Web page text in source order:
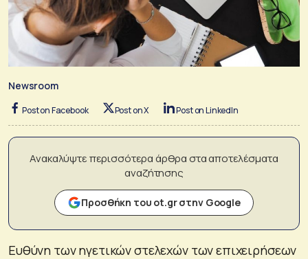
Newsroom
Post on Facebook Post on X Post on LinkedIn
Ανακαλύψτε περισσότερα άρθρα στα αποτελέσματα
αναζήτησης
Προσθήκη του ot.gr στην Google
Ευθύνη των ηγετικών στελεχών των επιχειρήσεων